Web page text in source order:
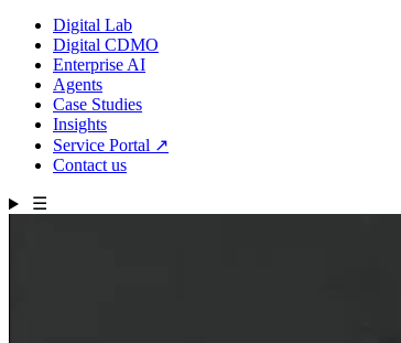
Digital Lab
Digital CDMO
Enterprise AI
Agents
Case Studies
Insights
Service Portal ↗
Contact us
☰